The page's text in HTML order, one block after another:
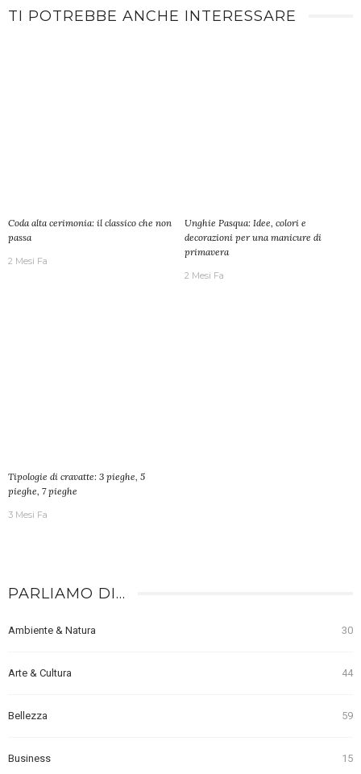
TI POTREBBE ANCHE INTERESSARE
Coda alta cerimonia: il classico che non
passa
2 Mesi Fa
Unghie Pasqua: Idee, colori e
decorazioni per una manicure di
primavera
2 Mesi Fa
Tipologie di cravatte: 3 pieghe, 5
pieghe, 7 pieghe
3 Mesi Fa
PARLIAMO DI…
Ambiente & Natura 30
Arte & Cultura 44
Bellezza 59
Business 15